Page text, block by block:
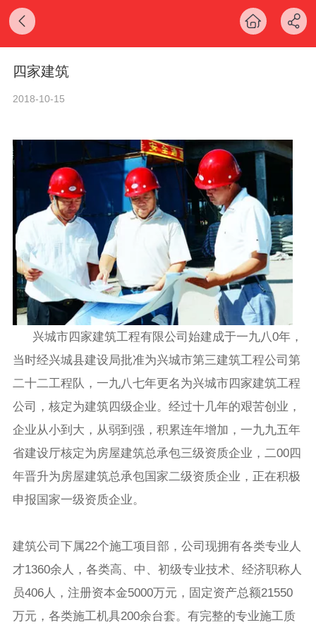
四家建筑
2018-10-15
兴城市四家建筑工程有限公司始建成于一九八0年，
当时经兴城县建设局批准为兴城市第三建筑工程公司第
二十二工程队，一九八七年更名为兴城市四家建筑工程
公司，核定为建筑四级企业。经过十几年的艰苦创业，
企业从小到大，从弱到强，积累连年增加，一九九五年
省建设厅核定为房屋建筑总承包三级资质企业，二00四
年晋升为房屋建筑总承包国家二级资质企业，正在积极
申报国家一级资质企业。
建筑公司下属22个施工项目部，公司现拥有各类专业人
才1360余人，各类高、中、初级专业技术、经济职称人
员406人，注册资本金5000万元，固定资产总额21550
万元，各类施工机具200余台套。有完整的专业施工质